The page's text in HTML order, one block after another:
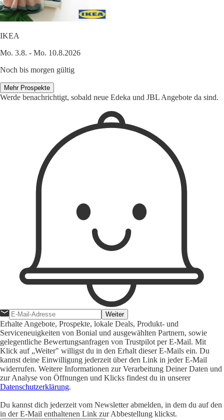
IKEA
Mo. 3.8. - Mo. 10.8.2026
Noch bis morgen gültig
Mehr Prospekte
Werde benachrichtigt, sobald neue Edeka und JBL Angebote da sind.
Weiter
Erhalte Angebote, Prospekte, lokale Deals, Produkt- und
Serviceneuigkeiten von Bonial und ausgewählten Partnern, sowie
gelegentliche Bewertungsanfragen von Trustpilot per E-Mail. Mit
Klick auf „Weiter" willigst du in den Erhalt dieser E-Mails ein. Du
kannst deine Einwilligung jederzeit über den Link in jeder E-Mail
widerrufen. Weitere Informationen zur Verarbeitung Deiner Daten und
zur Analyse von Öffnungen und Klicks findest du in unserer
Datenschutzerklärung.
Du kannst dich jederzeit vom Newsletter abmelden, in dem du auf den
in der E-Mail enthaltenen Link zur Abbestellung klickst.